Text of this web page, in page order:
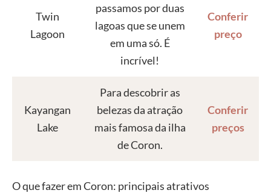
Twin
Lagoon
passamos por duas
lagoas que se unem
em uma só. É
incrível!
Conferir
preço
Kayangan
Lake
Para descobrir as
belezas da atração
mais famosa da ilha
de Coron.
Conferir
preços
O que fazer em Coron: principais atrativos